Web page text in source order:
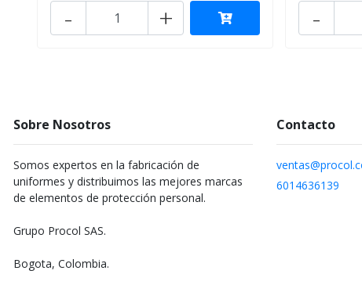
+
- -
Sobre Nosotros
Somos expertos en la fabricación de
uniformes y distribuimos las mejores marcas
de elementos de protección personal.
Grupo Procol SAS.
Bogota, Colombia.
Contacto
6014636139